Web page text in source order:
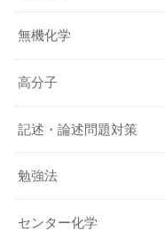
無機化学
高分子
記述・論述問題対策
勉強法
センター化学